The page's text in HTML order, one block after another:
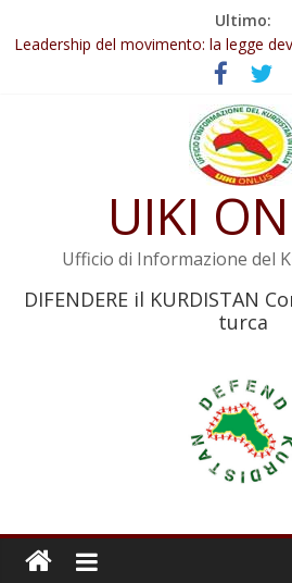
Ultimo:
Abdullah Öcalan: Le legge negativa
legge positiva
Leadership del movimento: la legge
Commissione donne del KNK: Şengal
Non tenere conto della situazione di
Il KNK chiede un’azione internazionale
UIKI
Ufficio di Informazione del
DIFENDERE il KURDISTAN
turca